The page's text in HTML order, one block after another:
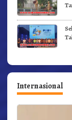
Internasional